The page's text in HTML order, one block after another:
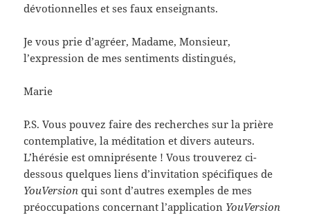
dévotionnelles et ses faux enseignants.
Je vous prie d’agréer, Madame, Monsieur,
l’expression de mes sentiments distingués,
Marie
P.S. Vous pouvez faire des recherches sur la prière
contemplative, la méditation et divers auteurs.
L’hérésie est omniprésente ! Vous trouverez ci-
dessous quelques liens d’invitation spécifiques de
YouVersionqui sont d’autres exemples de mes
préoccupations concernant l’application YouVersion